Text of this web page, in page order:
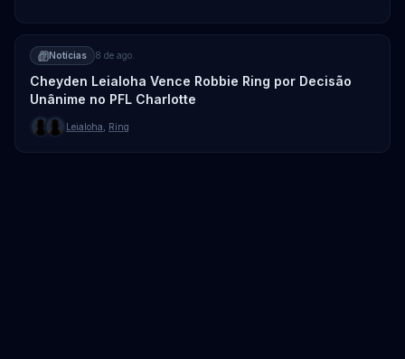
Notícias 8 de ago.
Cheyden Leialoha Vence Robbie Ring por Decisão
Unânime no PFL Charlotte
Leialoha Ring